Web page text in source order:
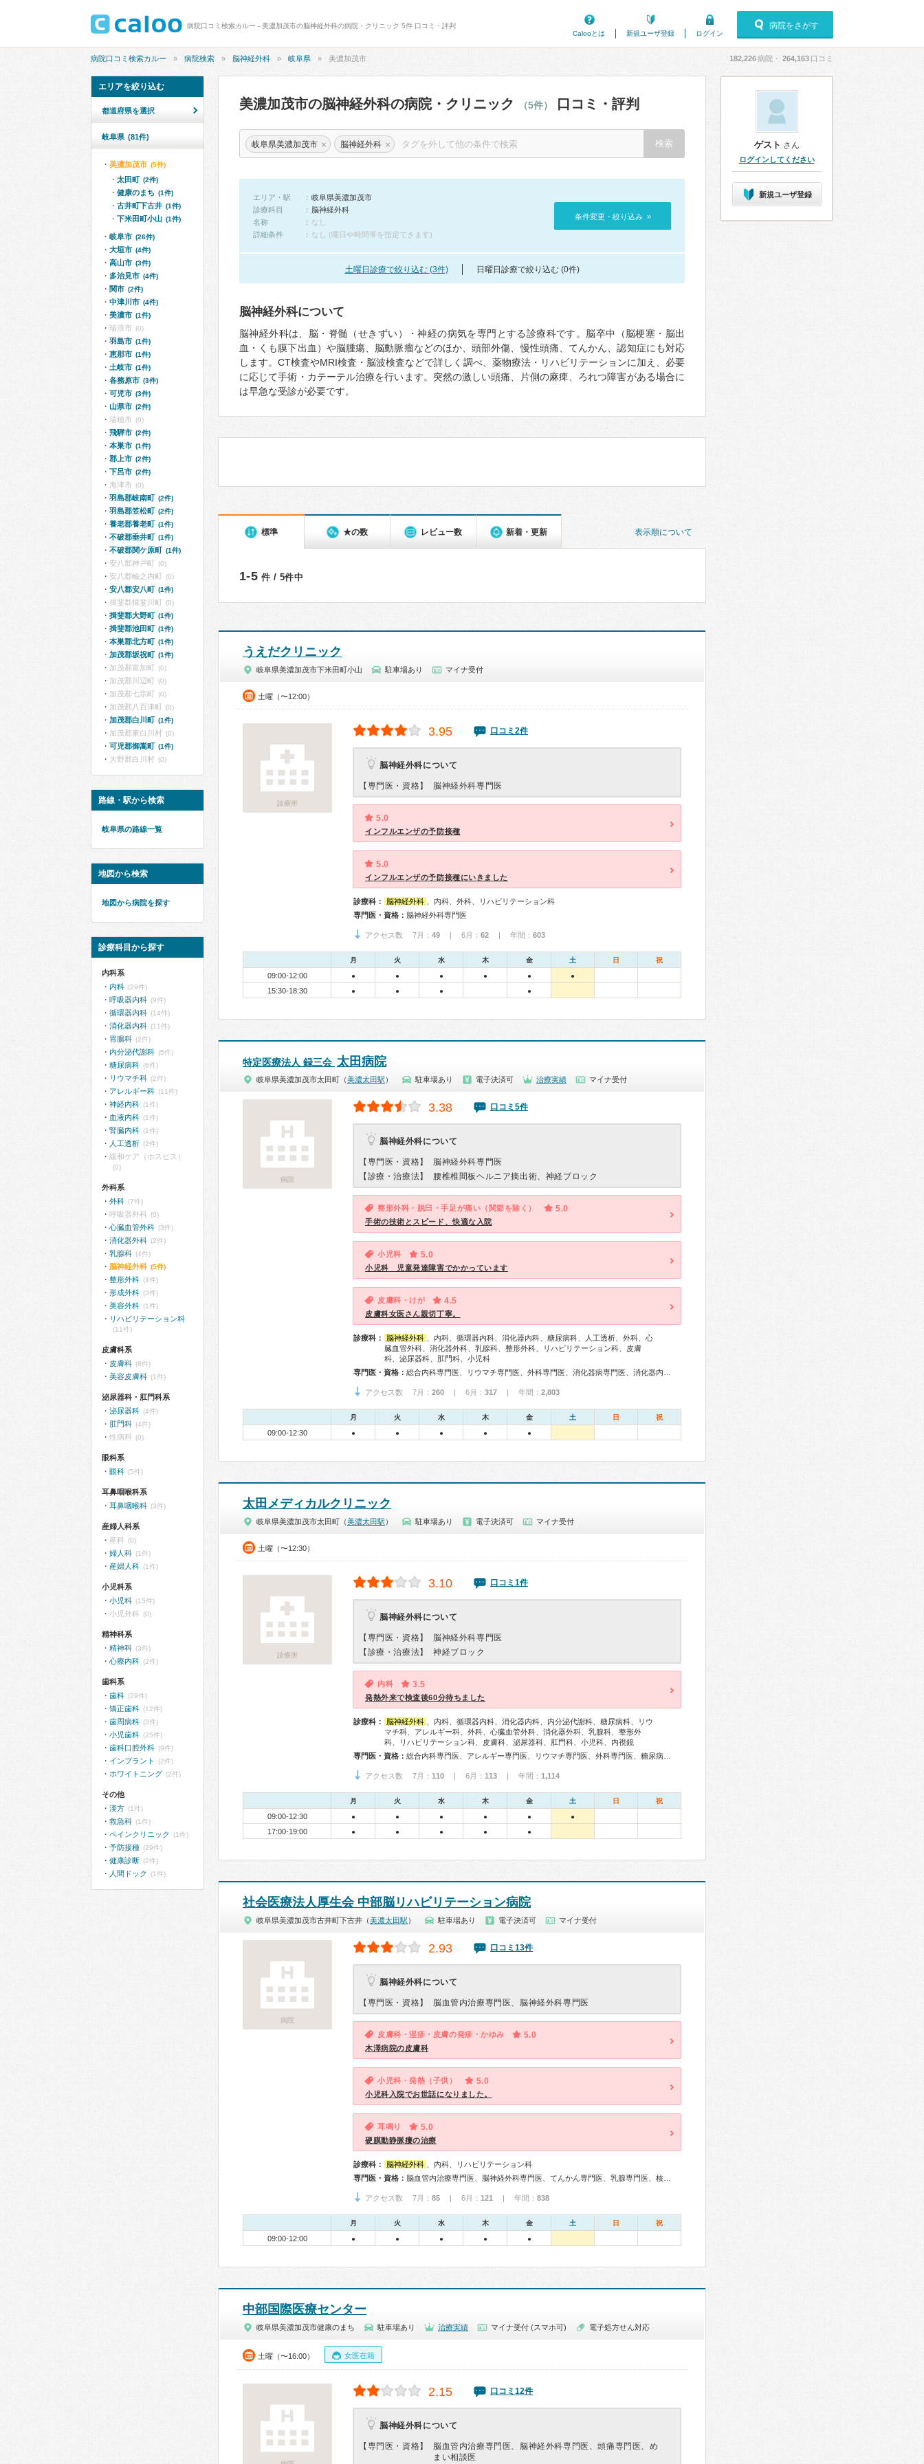
病院口コミ検索カルー - 美濃加茂市の脳神経外科の病院・クリニック 5件 口コミ・評判
Calooとは
新規ユーザ登録 ログイン
病院をさがす
病院口コミ検索カルー 病院検索 脳神経外科 岐阜県 美濃加茂市 182,226病院・ 264,163 口コミ
美濃加茂市の脳神経外科の病院・クリニック （5件） 口コミ・評判
岐阜県美濃加茂市 × 脳神経外科 ×
エリア・駅
岐阜県美濃加茂市
診療科目
脳神経外科
名称
なし
詳細条件
なし (曜日や時間帯を指定できます)
条件変更・絞り込み »
土曜日診療で絞り込む (3件) 日曜日診療で絞り込む (0件)
脳神経外科について
脳神経外科は、脳・脊髄（せきずい）・神経の病気を専門とする診療科です。脳卒中（脳梗塞・脳出
血・くも膜下出血）や脳腫瘍、脳動脈瘤などのほか、頭部外傷、慢性頭痛、てんかん、認知症にも対応
します。CT検査やMRI検査・脳波検査などで詳しく調べ、薬物療法・リハビリテーションに加え、必要
に応じて手術・カテーテル治療を行います。突然の激しい頭痛、片側の麻痺、ろれつ障害がある場合に
は早急な受診が必要です。
表示順について
標準 ★の数 レビュー数 新着・更新
1-5 件 / 5件中
うえだクリニック
岐阜県美濃加茂市下米田町小山 駐車場あり マイナ受付
土曜（〜12:00）
診療所
3.95 口コミ2件
脳神経外科について
【専門医・資格】 脳神経外科専門医
5.0
インフルエンザの予防接種
5.0
インフルエンザの予防接種にいきました
診療科： 脳神経外科
、内科、外科、リハビリテーション科
専門医・資格： 脳神経外科専門医
アクセス数 7月： 49 | 6月： 62 | 年間： 603
月 火 水 木 金 土 日 祝
09:00-12:00 ● ● ● ● ● ●
15:30-18:30 ● ● ● ●
特定医療法人 録三会 太田病院
岐阜県美濃加茂市太田町（美濃太田駅 ） 駐車場あり 電子決済可 治療実績 マイナ受付
病院
3.38 口コミ5件
脳神経外科について
【専門医・資格】
脳神経外科専門医
【診療・治療法】
腰椎椎間板ヘルニア摘出術、神経ブロック
整形外科・脱臼・手足が痛い（関節を除く） 5.0
手術の技術とスピード、快適な入院
小児科 5.0
小児科 児童発達障害でかかっています
皮膚科・けが 4.5
皮膚科女医さん親切丁寧。
診療科： 脳神経外科
、内科、循環器内科、消化器内科、糖尿病科、人工透析、外科、心
臓血管外科、消化器外科、乳腺科、整形外科、リハビリテーション科、皮膚
科、泌尿器科、肛門科、小児科
専門医・資格：
アクセス数 7月： 260 | 6月： 317 | 年間： 2,803
月 火 水 木 金 土 日 祝
09:00-12:30 ● ● ● ● ●
太田メディカルクリニック
岐阜県美濃加茂市太田町（美濃太田駅 ） 駐車場あり 電子決済可 マイナ受付
土曜（〜12:30）
診療所
3.10 口コミ1件
脳神経外科について
【専門医・資格】
脳神経外科専門医
【診療・治療法】
神経ブロック
内科 3.5
発熱外来で検査後60分待ちました
診療科： 脳神経外科
、内科、循環器内科、消化器内科、内分泌代謝科、糖尿病科、リウ
マチ科、アレルギー科、外科、心臓血管外科、消化器外科、乳腺科、整形外
科、リハビリテーション科、皮膚科、泌尿器科、肛門科、小児科、内視鏡
専門医・資格：
アクセス数 7月： 110 | 6月： 113 | 年間： 1,114
月 火 水 木 金 土 日 祝
09:00-12:30 ● ● ● ● ● ●
17:00-19:00 ● ● ● ● ●
社会医療法人厚生会 中部脳リハビリテーション病院
岐阜県美濃加茂市古井町下古井（美濃太田駅 ） 駐車場あり 電子決済可 マイナ受付
病院
2.93 口コミ13件
脳神経外科について
【専門医・資格】 脳血管内治療専門医、脳神経外科専門医
皮膚科・湿疹・皮膚の発疹・かゆみ 5.0
木澤病院の皮膚科
小児科・発熱（子供） 5.0
小児科入院でお世話になりました。
耳鳴り 5.0
硬膜動静脈瘻の治療
診療科： 脳神経外科
、内科、リハビリテーション科
専門医・資格：
アクセス数 7月： 85 | 6月： 121 | 年間： 838
月 火 水 木 金 土 日 祝
09:00-12:00 ● ● ● ● ●
中部国際医療センター
岐阜県美濃加茂市健康のまち 駐車場あり 治療実績 マイナ受付 (スマホ可) 電子処方せん対応
土曜（〜16:00） 女医在籍
2.15 口コミ12件
脳神経外科について
【専門医・資格】
脳血管内治療専門医、脳神経外科専門医、頭痛専門医、め
まい相談医
エリアを絞り込む
都道府県を選択
岐阜県 (81件)
美濃加茂市 (5件)
太田町 (2件)
健康のまち (1件)
古井町下古井 (1件)
下米田町小山 (1件)
岐阜市 (26件)
大垣市 (4件)
高山市 (3件)
多治見市 (4件)
関市 (2件)
中津川市 (4件)
美濃市 (1件)
瑞浪市 (0)
羽島市 (1件)
恵那市 (1件)
土岐市 (1件)
各務原市 (3件)
可児市 (3件)
山県市 (2件)
瑞穂市 (0)
飛騨市 (2件)
本巣市 (1件)
郡上市 (2件)
下呂市 (2件)
海津市 (0)
羽島郡岐南町 (2件)
羽島郡笠松町 (2件)
養老郡養老町 (1件)
不破郡垂井町 (1件)
不破郡関ケ原町 (1件)
安八郡神戸町 (0)
安八郡輪之内町 (0)
安八郡安八町 (1件)
揖斐郡揖斐川町 (0)
揖斐郡大野町 (1件)
揖斐郡池田町 (1件)
本巣郡北方町 (1件)
加茂郡坂祝町 (1件)
加茂郡富加町 (0)
加茂郡川辺町 (0)
加茂郡七宗町 (0)
加茂郡八百津町 (0)
加茂郡白川町 (1件)
加茂郡東白川村 (0)
可児郡御嵩町 (1件)
大野郡白川村 (0)
路線・駅から検索
岐阜県の路線一覧
地図から検索
地図から病院を探す
診療科目から探す
内科系
内科 (29件)
呼吸器内科 (9件)
循環器内科 (14件)
消化器内科 (11件)
胃腸科 (2件)
内分泌代謝科 (5件)
糖尿病科 (6件)
リウマチ科 (2件)
アレルギー科 (11件)
神経内科 (1件)
血液内科 (1件)
腎臓内科 (1件)
人工透析 (2件)
緩和ケア（ホスピス）
(0)
外科系
外科 (7件)
呼吸器外科 (0)
心臓血管外科 (3件)
消化器外科 (2件)
乳腺科 (4件)
脳神経外科 (5件)
整形外科 (4件)
形成外科 (3件)
美容外科 (1件)
リハビリテーション科
(11件)
皮膚科系
皮膚科 (8件)
美容皮膚科 (1件)
泌尿器科・肛門科系
泌尿器科 (4件)
肛門科 (4件)
性病科 (0)
眼科系
眼科 (5件)
耳鼻咽喉科系
耳鼻咽喉科 (3件)
産婦人科系
産科 (0)
婦人科 (1件)
産婦人科 (1件)
小児科系
小児科 (15件)
小児外科 (0)
精神科系
精神科 (3件)
心療内科 (2件)
歯科系
歯科 (29件)
矯正歯科 (12件)
歯周病科 (3件)
小児歯科 (25件)
歯科口腔外科 (9件)
インプラント (2件)
ホワイトニング (2件)
その他
漢方 (1件)
救急科 (1件)
ペインクリニック (1件)
予防接種 (29件)
健康診断 (2件)
人間ドック (1件)
ゲスト さん
ログインしてください
新規ユーザ登録